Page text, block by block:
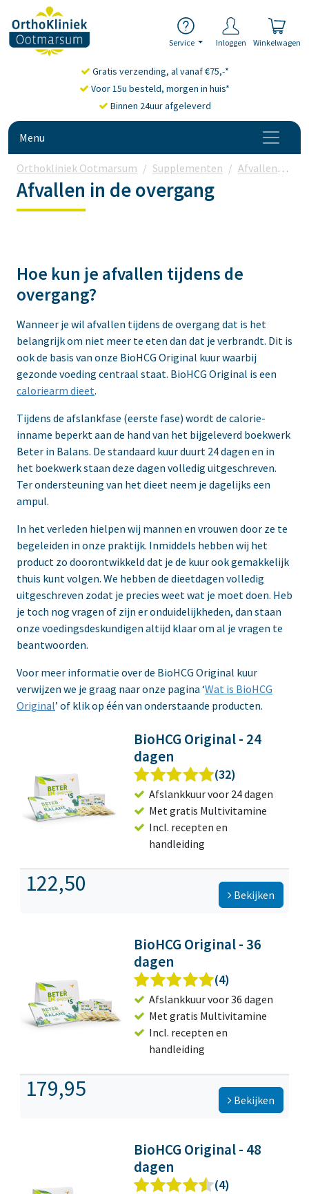
Service Inloggen Winkelwagen
Gratis verzending, al vanaf €75,-*
Voor 15u besteld, morgen in huis*
Binnen 24uur afgeleverd
Menu
Orthokliniek Ootmarsum Supplementen Afvallen
Afvallen in de overgang
Hoe kun je afvallen tijdens de
overgang?
Wanneer je wil afvallen tijdens de overgang dat is het
belangrijk om niet meer te eten dan dat je verbrandt. Dit is
ook de basis van onze BioHCG Original kuur waarbij
gezonde voeding centraal staat. BioHCG Original is een
caloriearm dieet.
Tijdens de afslankfase (eerste fase) wordt de calorie-
inname beperkt aan de hand van het bijgeleverd boekwerk
Beter in Balans. De standaard kuur duurt 24 dagen en in
het boekwerk staan deze dagen volledig uitgeschreven.
Ter ondersteuning van het dieet neem je dagelijks een
ampul.
In het verleden hielpen wij mannen en vrouwen door ze te
begeleiden in onze praktijk. Inmiddels hebben wij het
product zo doorontwikkeld dat je de kuur ook gemakkelijk
thuis kunt volgen. We hebben de dieetdagen volledig
uitgeschreven zodat je precies weet wat je moet doen. Heb
je toch nog vragen of zijn er onduidelijkheden, dan staan
onze voedingsdeskundigen altijd klaar om al je vragen te
beantwoorden.
Voor meer informatie over de BioHCG Original kuur
verwijzen we je graag naar onze pagina ‘Wat is BioHCG
Original’ of klik op één van onderstaande producten.
BioHCG Original - 24
dagen
(32)
Afslankkuur voor 24 dagen
Met gratis Multivitamine
Incl. recepten en
handleiding
122,50 Bekijken
BioHCG Original - 36
dagen
(4)
Afslankkuur voor 36 dagen
Met gratis Multivitamine
Incl. recepten en
handleiding
179,95 Bekijken
BioHCG Original - 48
dagen
(4)